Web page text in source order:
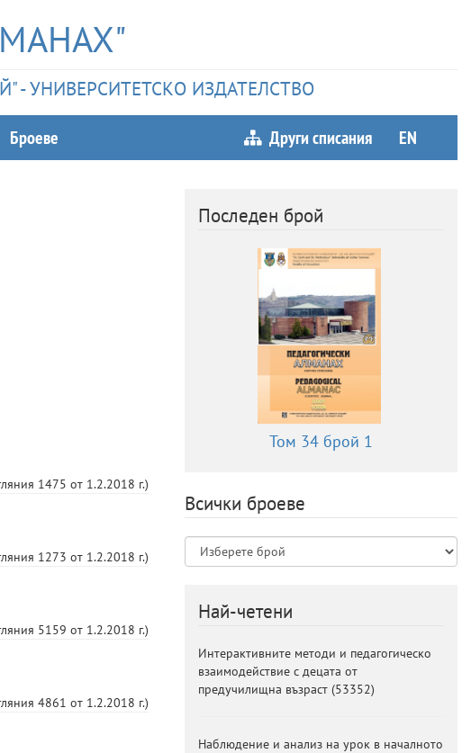
- УНИВЕРСИТЕТСКО ИЗДАТЕЛСТВО
Броеве Други списания EN
1475 от 1.2.2018 г.)
1273 от 1.2.2018 г.)
5159 от 1.2.2018 г.)
4861 от 1.2.2018 г.)
Последен брой
Том 34 брой 1
Всички броеве
Най-четени
Интерактивните методи и педагогическо
взаимодействие с децата от
предучилищна възраст (53352)
Наблюдение и анализ на урок в началното